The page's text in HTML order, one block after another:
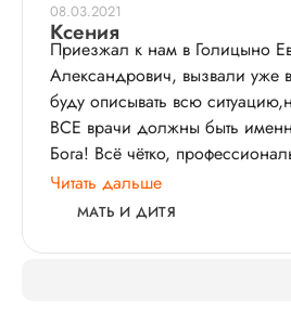
08.03.2021
Ксения
Приезжал к нам в Голицыно
Александрович, вызвали уже
буду описывать всю
ВСЕ врачи должны быть
Бога! Всё чётко,
Вам!!! Дай Вам Бог здоровья!!!
Читать дальше
МАТЬ И ДИТЯ